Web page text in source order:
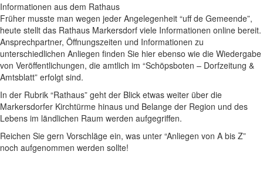
Informationen aus dem Rathaus
Früher musste man wegen jeder Angelegenheit “uff de Gemeende”,
heute stellt das Rathaus Markersdorf viele Informationen online bereit.
Ansprechpartner, Öffnungszeiten und Informationen zu
unterschiedlichen Anliegen finden Sie hier ebenso wie die Wiedergabe
von Veröffentlichungen, die amtlich im “Schöpsboten – Dorfzeitung &
Amtsblatt” erfolgt sind.
In der Rubrik “Rathaus” geht der Blick etwas weiter über die
Markersdorfer Kirchtürme hinaus und Belange der Region und des
Lebens im ländlichen Raum werden aufgegriffen.
Reichen Sie gern Vorschläge ein, was unter “Anliegen von A bis Z”
noch aufgenommen werden sollte!